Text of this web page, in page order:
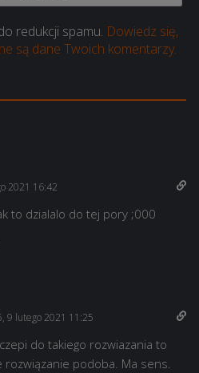
redukcji spamu. Dowiedz się,
są dane Twoich komentarzy.
2021 16:42
to dzialalo do tej pory ;000
9 lutego 2021 11:25
do takiego rozwiazania to
rozwiązanie podoba. Ma sens.